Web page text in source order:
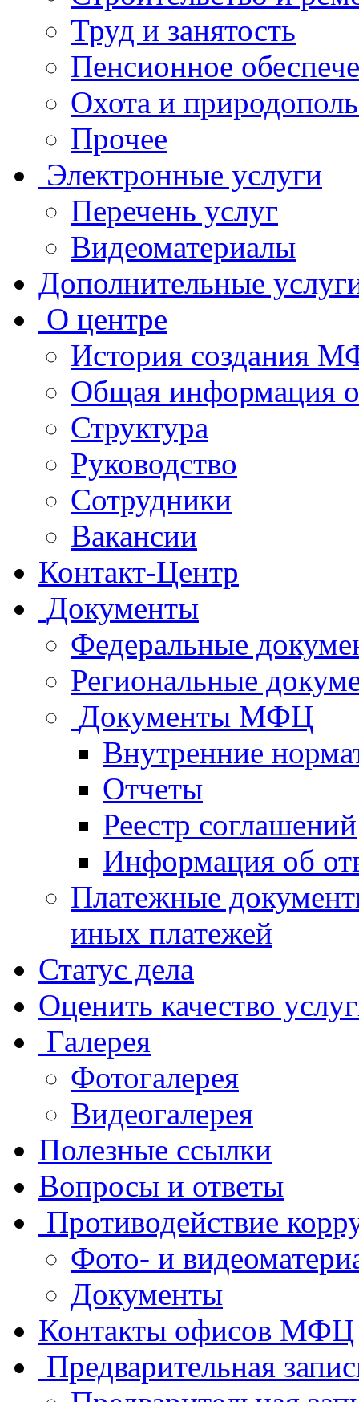
Труд и занятость
Пенсионное
Охота и
Прочее
Электронные услуги
Перечень услуг
Видеоматериалы
Дополнительные
О центре
История создания
Общая
Структура
Руководство
Сотрудники
Вакансии
Контакт-Центр
Документы
Федеральные
Региональные
Документы МФЦ
Внутренние
Отчеты
Реестр соглашений
Информация об
Платежные
иных платежей
Статус дела
Оценить качество
Галерея
Фотогалерея
Видеогалерея
Полезные ссылки
Вопросы и ответы
Противодействие
Фото- и
Документы
Контакты офисов МФЦ
Предварительная